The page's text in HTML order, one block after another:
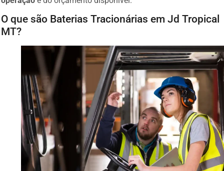
O que são Baterias Tracionárias em Jd Tropical
MT?